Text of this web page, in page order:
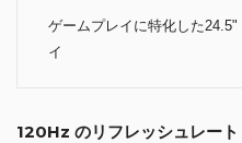
ゲームプレイに特化した
イ
120Hz のリフレッシュレート